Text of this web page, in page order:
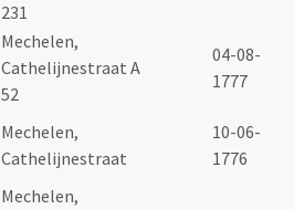
231
Mechelen,
Cathelijnestraat A
52
04-08-
1777
Mechelen,
Cathelijnestraat
10-06-
1776
Mechelen,